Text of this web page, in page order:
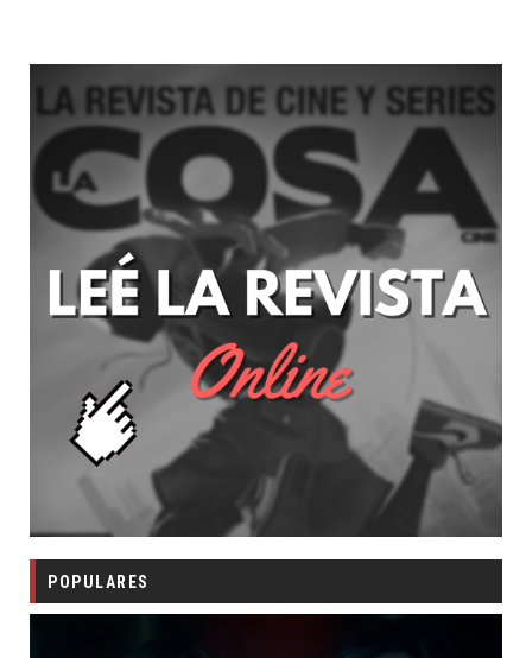
POPULARES